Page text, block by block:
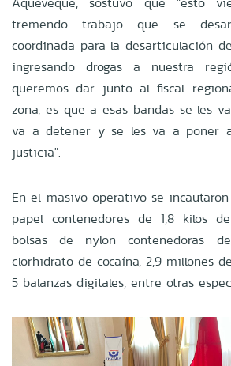
tremendo trabajo que se
coordinada para la desarticulación
ingresando drogas a nuestra
queremos dar junto al fiscal
zona, es que a esas bandas se les
va a detener y se les va a poner
justicia".
En el masivo operativo se
papel contenedores de 1,8 kilos
bolsas de nylon contenedoras
clorhidrato de cocaína, 2,9 millones
5 balanzas digitales, entre otras